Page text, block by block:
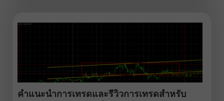
คำแนะนำการเทรดและรีวิวการเทรดสำหรับ